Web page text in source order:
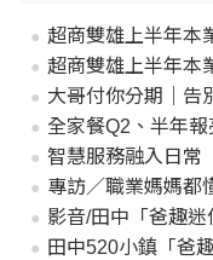
超商雙雄上半年
超商雙雄上半年
大哥付你分期｜告
全家餐Q2、半年
智慧服務融入日常
專訪／職業媽媽都
影音/田中「爸趣
田中520小鎮「爸